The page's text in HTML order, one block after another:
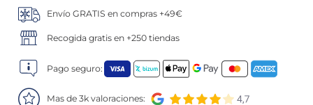
Envío GRATIS en compras +49€
Recogida gratis en +250 tiendas
Pago seguro:
Mas de 3k valoraciones:
6. croquetas
. canelones